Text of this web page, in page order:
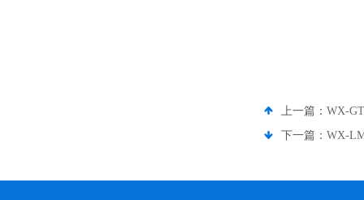
上一篇： WX-
下一篇： WX-